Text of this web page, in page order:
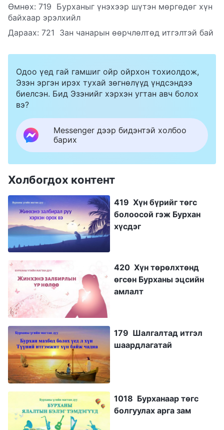
Өмнөх: 719 Бурханыг үнэхээр шүтэн мөргөдөг хүн
байхаар эрэлхийл
Дараах: 721 Зан чанарын өөрчлөлтөд итгэлтэй бай
Одоо үед гай гамшиг ойр ойрхон тохиолдож,
Эзэн эргэн ирэх тухай зөгнөлүүд үндсэндээ
биелсэн. Бид Эзэнийг хэрхэн угтан авч болох
вэ?
Messenger дээр бидэнтэй холбоо
барих
Холбогдох контент
419 Хүн бүрийг төгс
болоосой гэж Бурхан
хүсдэг
420 Хүн төрөлхтөнд
өгсөн Бурханы эцсийн
амлалт
179 Шалгалтад итгэл
шаардлагатай
1018 Бурханаар төгс
болгуулах арга зам